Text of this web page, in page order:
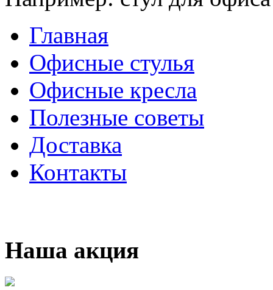
Главная
Офисные стулья
Офисные кресла
Полезные советы
Доставка
Контакты
Наша акция